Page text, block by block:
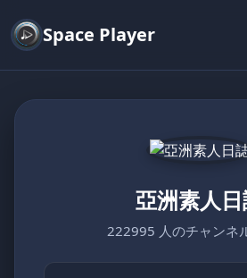
Space Player
亞洲素人
222995 人のチャンネ